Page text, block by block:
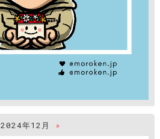
2024年12月
»